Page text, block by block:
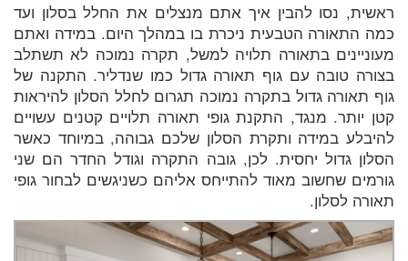
ראשית, נסו להבין איך אתם מנצלים את החלל בסלון ועד
כמה התאורה הטבעית ניכרת בו במהלך היום. במידה ואתם
מעוניינים בתאורה תלויה למשל, תקרה נמוכה לא תשתלב
בצורה טובה עם גוף תאורה גדול כמו שנדליר. התקנה של
גוף תאורה גדול בתקרה נמוכה תגרום לחלל הסלון להיראות
קטן יותר. מנגד, התקנת גופי תאורה תלויים קטנים עשויים
להיבלע במידה ותקרת הסלון שלכם גבוהה, במיוחד כאשר
הסלון גדול יחסית. לכן, גובה התקרה וגודל החדר הם שני
גורמים שחשוב מאוד להתייחס אליהם כשניגשים לבחור גופי
תאורה לסלון.